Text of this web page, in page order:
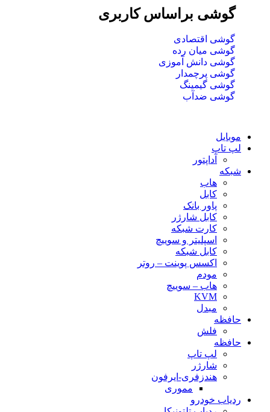
گوشی براساس کاربری
گوشی اقتصادی
گوشی میان رده
گوشی دانش آموزی
گوشی پرچمدار
گوشی گیمینگ
گوشی ضدآب
موبایل
لپ تاپ
آداپتور
شبکه
هاب
کابل
پاور بانک
کابل شارژر
کارت شبکه
اسپلیتر و سوییچ
کابل شبکه
اکسس پوینت – روتر
مودم
هاب – سوییچ
KVM
مبدل
حافظه
فلش
حافظه
لپ تاپ
شارژر
هندزفری-ایرفون
مموری
ردیاب خودرو